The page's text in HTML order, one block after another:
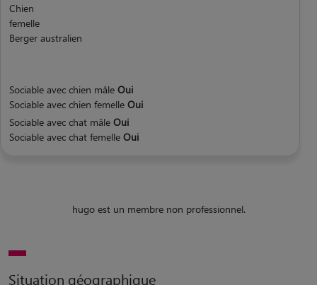
Chien
femelle
Berger australien
Sociable avec chien mâle Oui
Sociable avec chien femelle Oui
Sociable avec chat mâle Oui
Sociable avec chat femelle Oui
hugo est un membre non professionnel.
Situation géographique